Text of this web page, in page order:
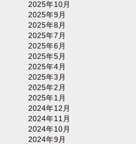
2025年10月
2025年9月
2025年8月
2025年7月
2025年6月
2025年5月
2025年4月
2025年3月
2025年2月
2025年1月
2024年12月
2024年11月
2024年10月
2024年9月